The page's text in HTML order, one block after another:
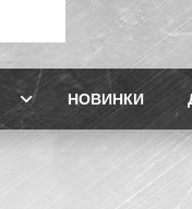
НОВИНКИ